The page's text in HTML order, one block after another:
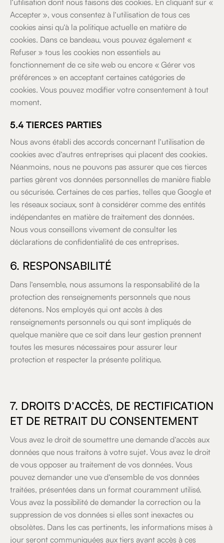
Accepter », vous consentez à l’utilisation de tous ces
cookies ainsi qu’à la politique actuelle en matière de
cookies. Dans ce bandeau, vous pouvez également «
Refuser » tous les cookies non essentiels au
fonctionnement de ce site web ou encore « Gérer vos
préférences » en acceptant certaines catégories de
cookies. Vous pouvez modifier votre consentement à tout
moment.
5.4 TIERCES PARTIES
Nous avons établi des accords concernant l’utilisation de
cookies avec d’autres entreprises qui placent des cookies.
Néanmoins, nous ne pouvons pas assurer que ces tierces
parties gèrent vos données personnelles de manière fiable
ou sécurisée. Certaines de ces parties, telles que Google et
les réseaux sociaux, sont à considérer comme des entités
indépendantes en matière de traitement des données.
Nous vous conseillons vivement de consulter les
déclarations de confidentialité de ces entreprises.
6. RESPONSABILITÉ
Dans l’ensemble, nous assumons la responsabilité de la
protection des renseignements personnels que nous
détenons. Nos employés qui ont accès à des
renseignements personnels ou qui sont impliqués de
quelque manière que ce soit dans leur gestion prennent
toutes les mesures nécessaires pour assurer leur
protection et respecter la présente politique.
7. DROITS D’ACCÈS, DE RECTIFICATION
ET DE RETRAIT DU CONSENTEMENT
Vous avez le droit de soumettre une demande d’accès aux
données que nous traitons à votre sujet. Vous avez le droit
de vous opposer au traitement de vos données. Vous
pouvez demander une vue d’ensemble de vos données
traitées, présentées dans un format couramment utilisé.
Vous avez la possibilité de demander la correction ou la
suppression de vos données si elles sont inexactes ou
obsolètes. Dans les cas pertinents, les informations mises à
jour seront communiquées aux tiers ayant accès à ces